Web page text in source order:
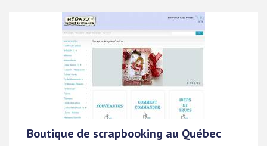
Boutique de scrapbooking au Québec